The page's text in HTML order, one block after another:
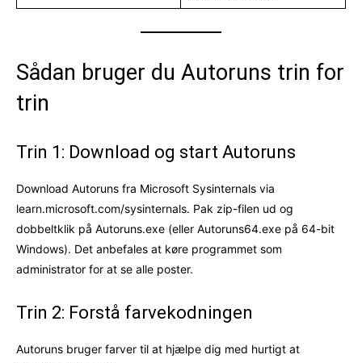
Sådan bruger du Autoruns trin for
trin
Trin 1: Download og start Autoruns
Download Autoruns fra Microsoft Sysinternals via
learn.microsoft.com/sysinternals. Pak zip-filen ud og
dobbeltklik på Autoruns.exe (eller Autoruns64.exe på 64-bit
Windows). Det anbefales at køre programmet som
administrator for at se alle poster.
Trin 2: Forstå farvekodningen
Autoruns bruger farver til at hjælpe dig med hurtigt at